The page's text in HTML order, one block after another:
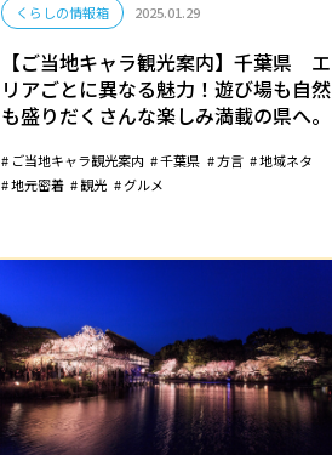
くらしの情報箱 2025.01.29
【ご当地キャラ観光案内】千葉県 エ
リアごとに異なる魅力！遊び場も自然
も盛りだくさんな楽しみ満載の県へ。
ご当地キャラ観光案内 千葉県 方言
地域ネタ
地元密着
観光 グルメ